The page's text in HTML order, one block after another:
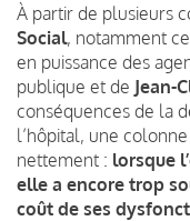
À partir de plusieurs
Social, notamment
en puissance des
publique et de Jean-
conséquences de la
l’hôpital, une
nettement : lorsque
elle a encore trop
coût de ses